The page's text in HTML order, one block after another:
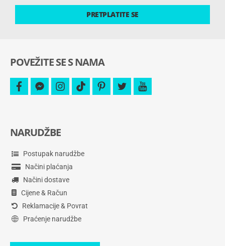
ponude
PRETPLATITE SE
POVEŽITE SE S NAMA
facebookfacebook-
messenger
instagram
tiktokpinterest
twitteryoutube
NARUDŽBE
Postupak narudžbe
Načini plaćanja
Načini dostave
Cijene & Račun
Reklamacije & Povrat
Praćenje narudžbe